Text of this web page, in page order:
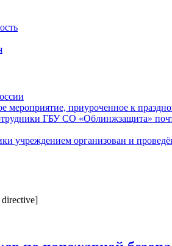
мероприятие, приуроченное к
ГБУ СО «Облинжзащита»
учреждением организован и
directive]